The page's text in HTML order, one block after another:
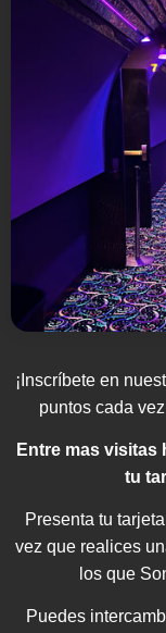
¡Inscríbete en
puntos cada
Entre mas visitas
tu
Presenta tu
vez que realices
los que
Puedes